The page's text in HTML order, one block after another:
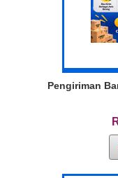
Pengiriman